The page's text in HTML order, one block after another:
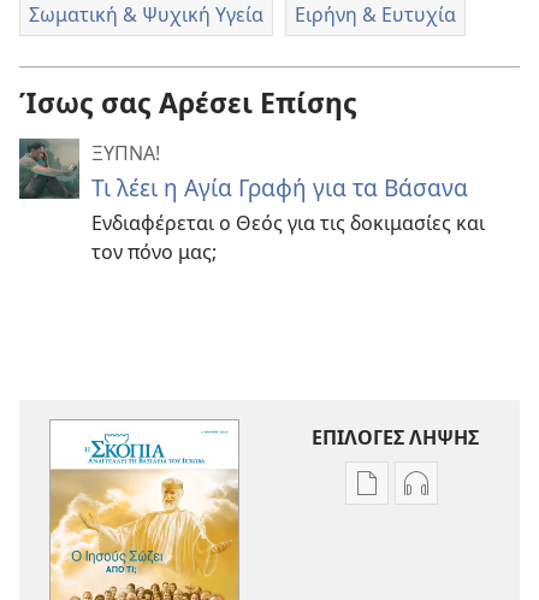
Σωματική & Ψυχική Υγεία Ειρήνη & Ευτυχία
Ίσως σας Αρέσει Επίσης
ΞΥΠΝΑ!
Τι λέει η Αγία Γραφή για τα Βάσανα
Ενδιαφέρεται ο Θεός για τις δοκιμασίες και
τον πόνο μας;
ΕΠΙΛΟΓΕΣ ΛΗΨΗΣ
ΕπιλογέςΕπιλογές